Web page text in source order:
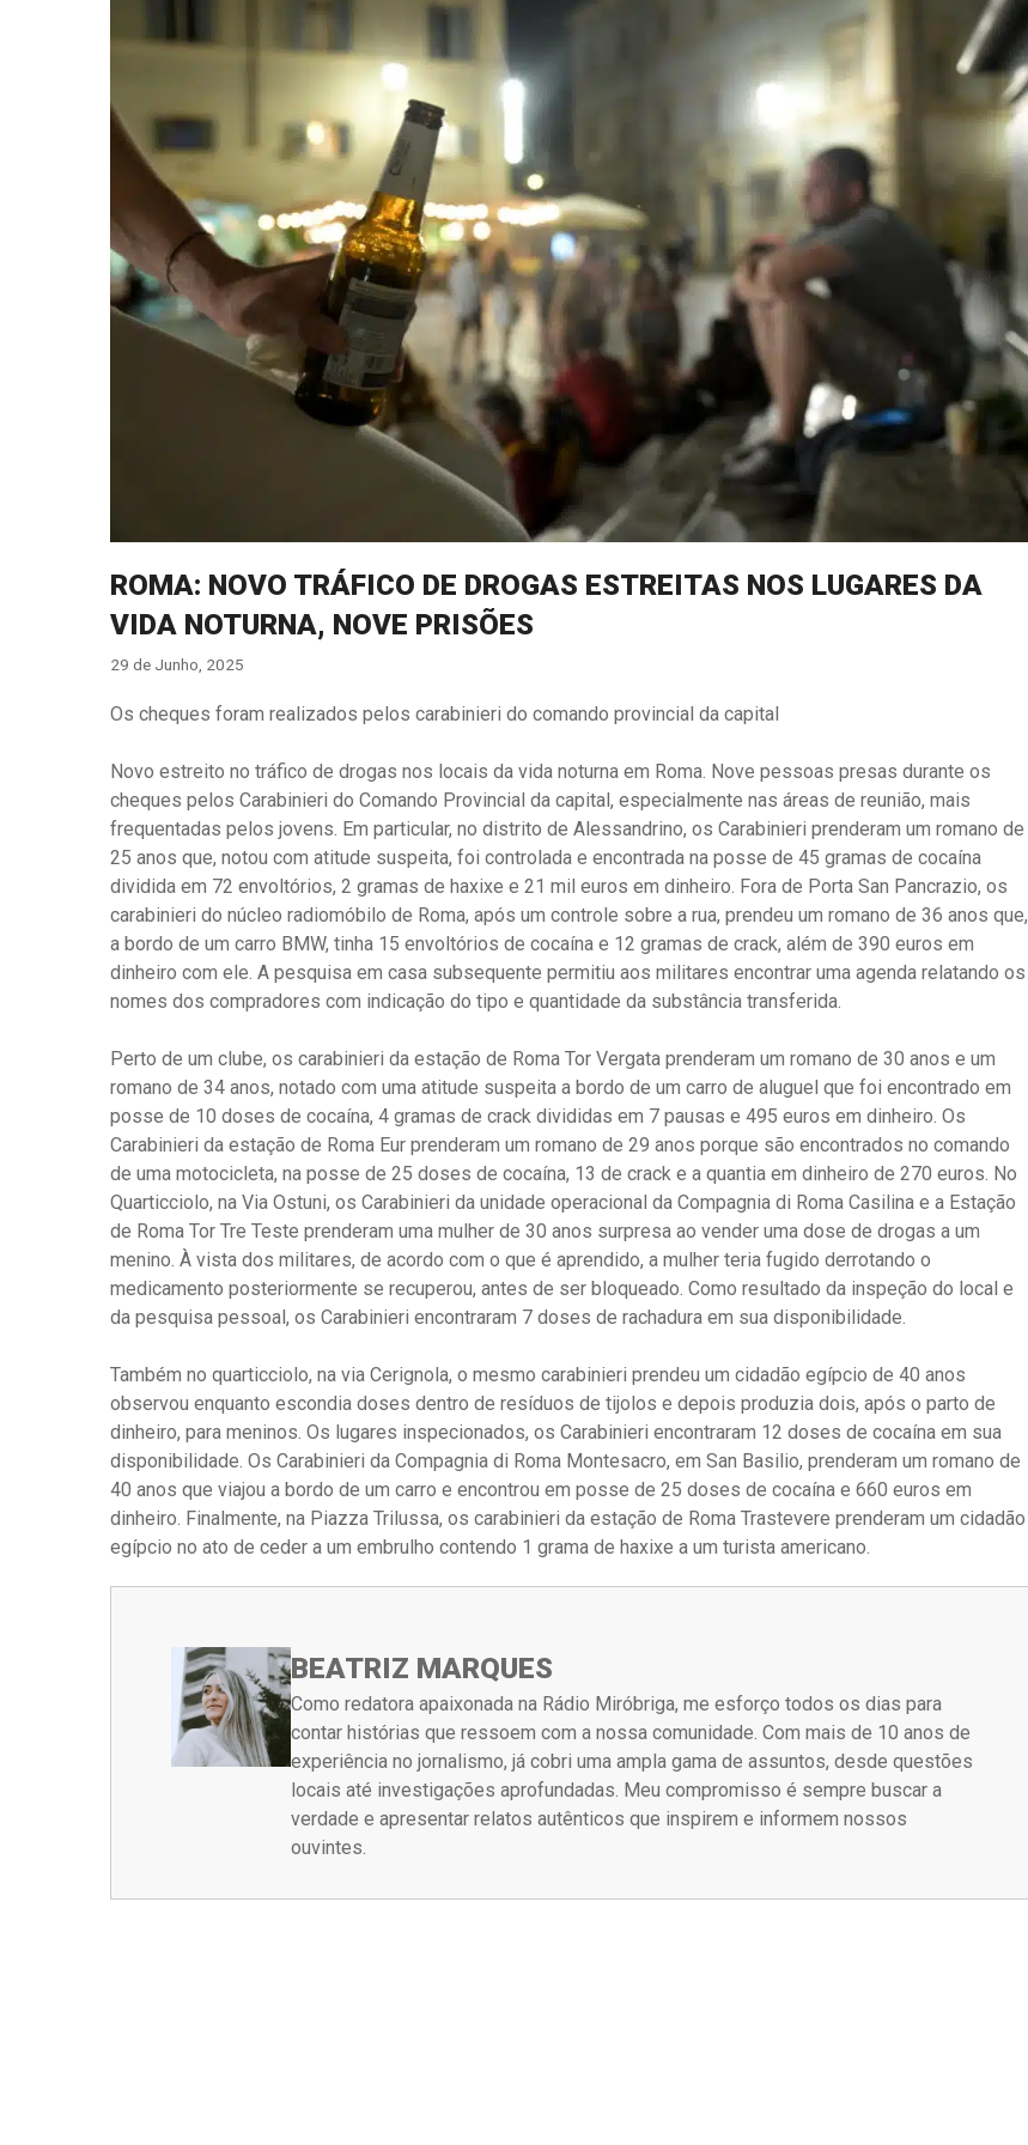
ROMA: NOVO TRÁFICO DE DROGAS ESTREITAS NOS LUGARES DA
VIDA NOTURNA, NOVE PRISÕES
29 de Junho, 2025
Os cheques foram realizados pelos carabinieri do comando provincial da capital
Novo estreito no tráfico de drogas nos locais da vida noturna em Roma. Nove pessoas presas durante os
cheques pelos Carabinieri do Comando Provincial da capital, especialmente nas áreas de reunião, mais
frequentadas pelos jovens. Em particular, no distrito de Alessandrino, os Carabinieri prenderam um romano de
25 anos que, notou com atitude suspeita, foi controlada e encontrada na posse de 45 gramas de cocaína
dividida em 72 envoltórios, 2 gramas de haxixe e 21 mil euros em dinheiro. Fora de Porta San Pancrazio, os
carabinieri do núcleo radiomóbilo de Roma, após um controle sobre a rua, prendeu um romano de 36 anos que,
a bordo de um carro BMW, tinha 15 envoltórios de cocaína e 12 gramas de crack, além de 390 euros em
dinheiro com ele. A pesquisa em casa subsequente permitiu aos militares encontrar uma agenda relatando os
nomes dos compradores com indicação do tipo e quantidade da substância transferida.
Perto de um clube, os carabinieri da estação de Roma Tor Vergata prenderam um romano de 30 anos e um
romano de 34 anos, notado com uma atitude suspeita a bordo de um carro de aluguel que foi encontrado em
posse de 10 doses de cocaína, 4 gramas de crack divididas em 7 pausas e 495 euros em dinheiro. Os
Carabinieri da estação de Roma Eur prenderam um romano de 29 anos porque são encontrados no comando
de uma motocicleta, na posse de 25 doses de cocaína, 13 de crack e a quantia em dinheiro de 270 euros. No
Quarticciolo, na Via Ostuni, os Carabinieri da unidade operacional da Compagnia di Roma Casilina e a Estação
de Roma Tor Tre Teste prenderam uma mulher de 30 anos surpresa ao vender uma dose de drogas a um
menino. À vista dos militares, de acordo com o que é aprendido, a mulher teria fugido derrotando o
medicamento posteriormente se recuperou, antes de ser bloqueado. Como resultado da inspeção do local e
da pesquisa pessoal, os Carabinieri encontraram 7 doses de rachadura em sua disponibilidade.
Também no quarticciolo, na via Cerignola, o mesmo carabinieri prendeu um cidadão egípcio de 40 anos
observou enquanto escondia doses dentro de resíduos de tijolos e depois produzia dois, após o parto de
dinheiro, para meninos. Os lugares inspecionados, os Carabinieri encontraram 12 doses de cocaína em sua
disponibilidade. Os Carabinieri da Compagnia di Roma Montesacro, em San Basilio, prenderam um romano de
40 anos que viajou a bordo de um carro e encontrou em posse de 25 doses de cocaína e 660 euros em
dinheiro. Finalmente, na Piazza Trilussa, os carabinieri da estação de Roma Trastevere prenderam um cidadão
egípcio no ato de ceder a um embrulho contendo 1 grama de haxixe a um turista americano.
BEATRIZ MARQUES
Como redatora apaixonada na Rádio Miróbriga, me esforço todos os dias para
contar histórias que ressoem com a nossa comunidade. Com mais de 10 anos de
experiência no jornalismo, já cobri uma ampla gama de assuntos, desde questões
locais até investigações aprofundadas. Meu compromisso é sempre buscar a
verdade e apresentar relatos autênticos que inspirem e informem nossos
ouvintes.